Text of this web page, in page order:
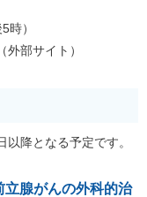
時）
（外部サイト）
降となる予定です。
立腺がんの外科的治